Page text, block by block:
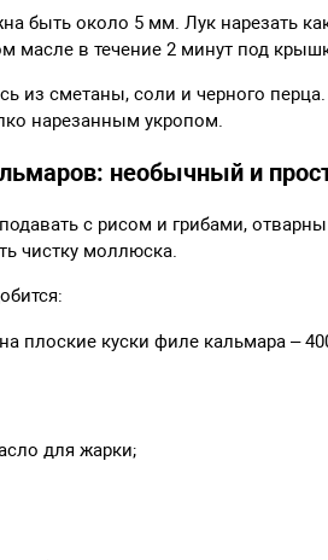
быть около 5 мм. Лук нарезать
масле в течение 2 минут под
из сметаны, соли и черного
нарезанным укропом.
необычный и
с рисом и грибами,
чистку моллюска.
плоские куски филе кальмара –
для жарки;